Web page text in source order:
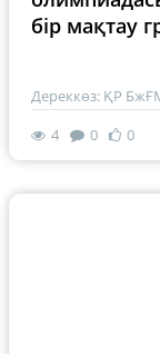
бір мақтау
Дереккөз: ҚР
4
0 0